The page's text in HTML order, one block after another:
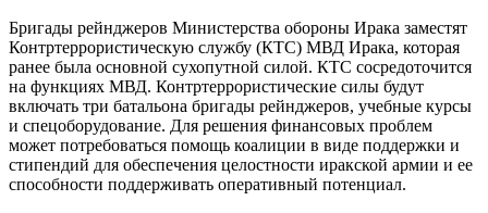
Бригады рейнджеров Министерства обороны Ирака заместят
Контртеррористическую службу (КТС) МВД Ирака, которая
ранее была основной сухопутной силой. КТС сосредоточится
на функциях МВД. Контртеррористические силы будут
включать три батальона бригады рейнджеров, учебные курсы
и спецоборудование. Для решения финансовых проблем
может потребоваться помощь коалиции в виде поддержки и
стипендий для обеспечения целостности иракской армии и ее
способности поддерживать оперативный потенциал.